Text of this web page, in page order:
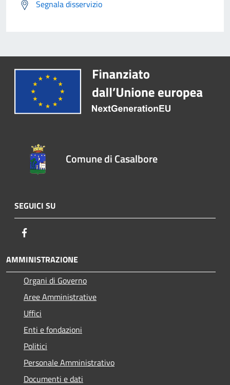
Segnala disservizio
Comune di Casalbore
SEGUICI SU
AMMINISTRAZIONE
Organi di Governo
Aree Amministrative
Uffici
Enti e fondazioni
Politici
Personale Amministrativo
Documenti e dati